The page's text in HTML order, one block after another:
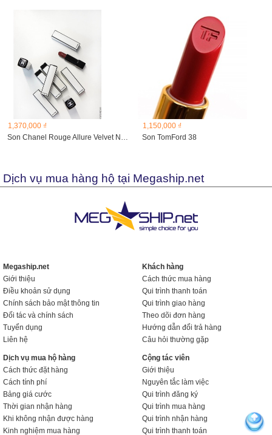
1,370,000 ₫
Son Chanel Rouge Allure Velvet Nuit Blanche
1,150,000 ₫
Son TomFord 38
Dịch vụ mua hàng hộ tại Megaship.net
Megaship.net
Giới thiệu
Điều khoản sử dụng
Chính sách bảo mật thông tin
Đối tác và chính sách
Tuyển dụng
Liên hệ
Khách hàng
Cách thức mua hàng
Qui trình thanh toán
Qui trình giao hàng
Theo dõi đơn hàng
Hướng dẫn đổi trả hàng
Câu hỏi thường gặp
Dịch vụ mua hộ hàng
Cách thức đặt hàng
Cách tính phí
Bảng giá cước
Thời gian nhận hàng
Khi không nhận được hàng
Kinh nghiệm mua hàng
Cộng tác viên
Giới thiệu
Nguyên tắc làm việc
Qui trình đăng ký
Qui trình mua hàng
Qui trình nhận hàng
Qui trình thanh toán